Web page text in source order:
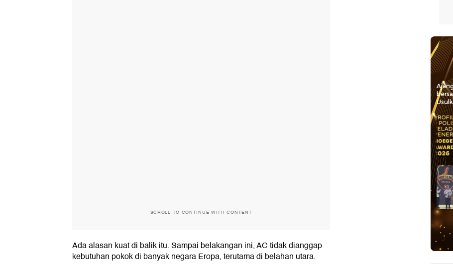
SCROLL TO CONTINUE WITH CONTENT
Ada alasan kuat di balik itu. Sampai belakangan ini, AC tidak dianggap
kebutuhan pokok di banyak negara Eropa, terutama di belahan utara.